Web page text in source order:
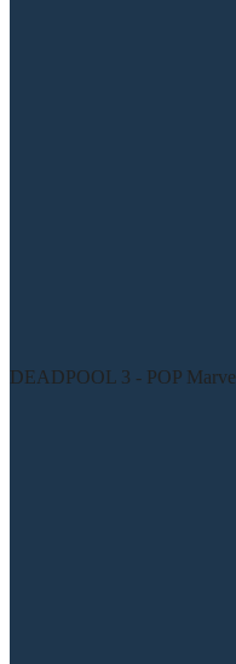
DEADPOOL 3 - POP